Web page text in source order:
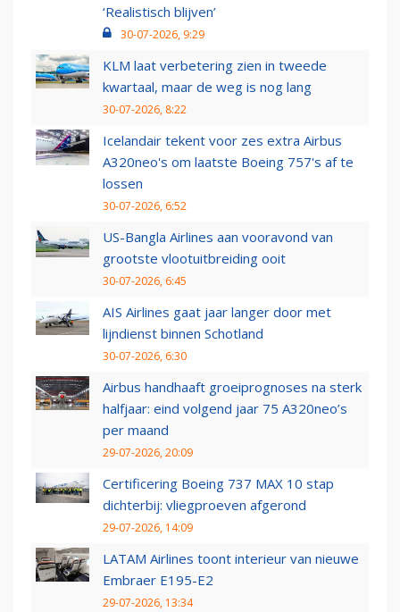
‘Realistisch blijven’
30-07-2026, 9:29
KLM laat verbetering zien in tweede
kwartaal, maar de weg is nog lang
30-07-2026, 8:22
Icelandair tekent voor zes extra Airbus
A320neo's om laatste Boeing 757's af te
lossen
30-07-2026, 6:52
US-Bangla Airlines aan vooravond van
grootste vlootuitbreiding ooit
30-07-2026, 6:45
AIS Airlines gaat jaar langer door met
lijndienst binnen Schotland
30-07-2026, 6:30
Airbus handhaaft groeiprognoses na sterk
halfjaar: eind volgend jaar 75 A320neo’s
per maand
29-07-2026, 20:09
Certificering Boeing 737 MAX 10 stap
dichterbij: vliegproeven afgerond
29-07-2026, 14:09
LATAM Airlines toont interieur van nieuwe
Embraer E195-E2
29-07-2026, 13:34